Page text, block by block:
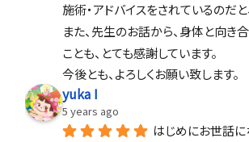
施術・アドバイスをされているのだと
また、先生のお話から、身体と向き
ことも、とても感謝しています。
今後とも、よろしくお願い致します。
yuka I
5 years ago
はじめにお世話に